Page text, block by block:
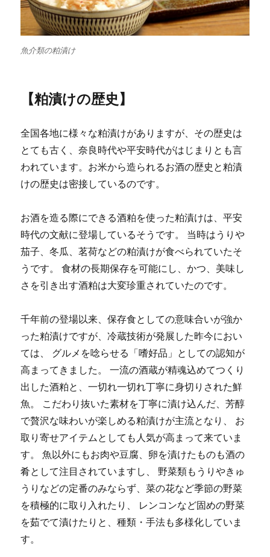
魚介類の粕漬け
【粕漬けの歴史】
全国各地に様々な粕漬けがありますが、その歴史は
とても古く、奈良時代や平安時代がはじまりとも言
われています。お米から造られるお酒の歴史と粕漬
けの歴史は密接しているのです。
お酒を造る際にできる酒粕を使った粕漬けは、平安
時代の文献に登場しているそうです。 当時はうりや
茄子、冬瓜、茗荷などの粕漬けが食べられていたそ
うです。 食材の長期保存を可能にし、かつ、美味し
さを引き出す酒粕は大変珍重されていたのです。
千年前の登場以来、保存食としての意味合いが強か
った粕漬けですが、冷蔵技術が発展した昨今におい
ては、 グルメを唸らせる「嗜好品」としての認知が
高まってきました。 一流の酒蔵が精魂込めてつくり
出した酒粕と、一切れ一切れ丁寧に身切りされた鮮
魚。 こだわり抜いた素材を丁寧に漬け込んだ、芳醇
で贅沢な味わいが楽しめる粕漬けが主流となり、 お
取り寄せアイテムとしても人気が高まって来ていま
す。 魚以外にもお肉や豆腐、卵を漬けたものも酒の
肴として注目されていますし、 野菜類もうりやきゅ
うりなどの定番のみならず、菜の花など季節の野菜
を積極的に取り入れたり、 レンコンなど固めの野菜
を茹でて漬けたりと、種類・手法も多様化していま
す。